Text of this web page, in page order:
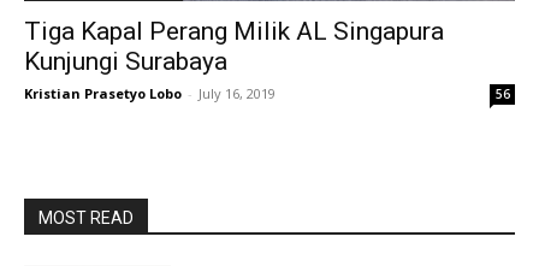
Tiga Kapal Perang Milik AL Singapura
Kunjungi Surabaya
Kristian Prasetyo Lobo - July 16, 2019 56
MOST READ